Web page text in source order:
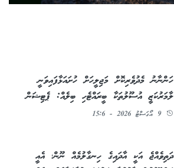
ހަންނާނު މެދުވެރިކޮށް މަޖިލީހަށް ހުށައަޅާފައިވަނީ
ލާމަރުކަޒީ އުސޫލުތަކާ ބީރައްޓެހި ބިލެއް: ޕެޓިޝަން
9 އޯގަސްޓު 2026 - 15:6
ދަތިވެއްޖެ އަކީ އާދައިގެ ހިނގާލުމެއް ނޫން؛ އެއީ